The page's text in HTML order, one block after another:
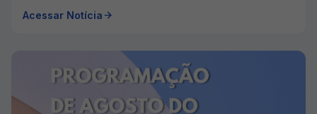
Acessar Notícia